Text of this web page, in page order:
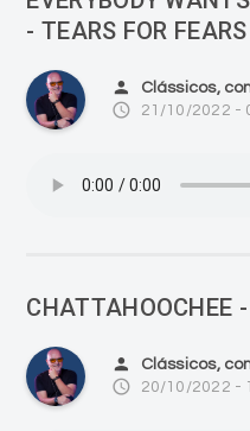
- TEARS FOR FEARS
person Clássicos,
access_time 21/10/2022 -
CHATTAHOOCHEE
person Clássicos,
access_time 20/10/2022 -